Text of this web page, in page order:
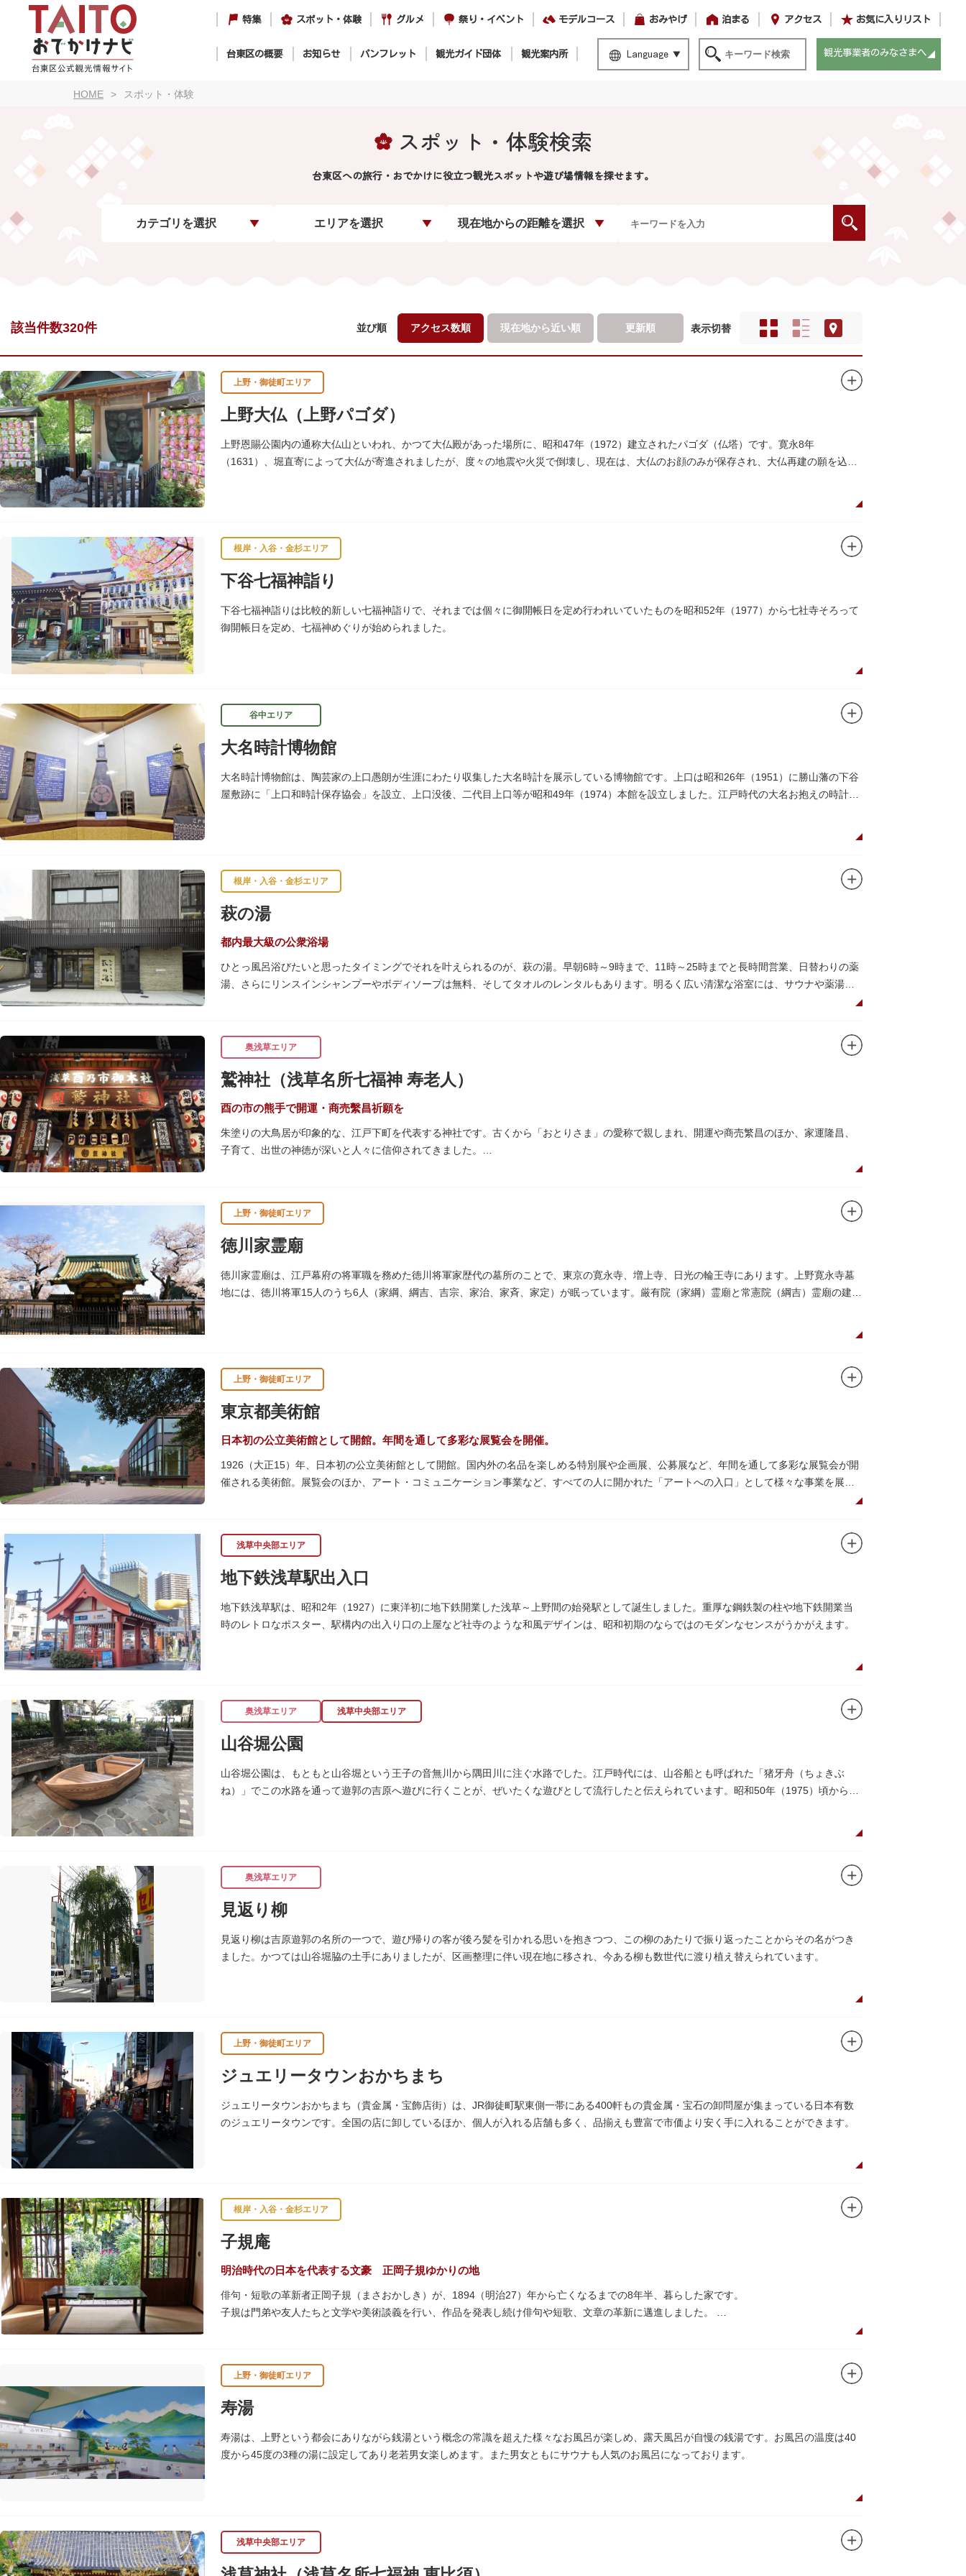
特集 スポット・体験 グルメ 祭り・イベント モデルコース おみやげ 泊まる アクセス お気に入りリスト
台東区の概要 お知らせ パンフレット 観光ガイド団体 観光案内所 Language 観光事業者のみなさまへ
HOME スポット・体験
スポット・体験検索
台東区への旅行・おでかけに役立つ観光スポットや遊び場情報を探せます。
カテゴリを選択 エリアを選択 現在地からの距離を選択
該当件数320件 並び順 アクセス数順 現在地から近い順 更新順 表示切替
上野・御徒町エリア
上野大仏（上野パゴダ）
上野恩賜公園内の通称大仏山といわれ、かつて大仏殿があった場所に、昭和47年（1972）建立されたパゴダ（仏塔）です。寛永8年
（1631）、堀直寄によって大仏が寄進されましたが、度々の地震や火災で倒壊し、現在は、大仏のお顔のみが保存され、大仏再建の願を込め
根岸・入谷・金杉エリア
下谷七福神詣り
下谷七福神詣りは比較的新しい七福神詣りで、それまでは個々に御開帳日を定め行われいていたものを昭和52年（1977）から七社寺そろって
御開帳日を定め、七福神めぐりが始められました。
谷中エリア
大名時計博物館
大名時計博物館は、陶芸家の上口愚朗が生涯にわたり収集した大名時計を展示している博物館です。上口は昭和26年（1951）に勝山藩の下谷
屋敷跡に「上口和時計保存協会」を設立、上口没後、二代目上口等が昭和49年（1974）本館を設立しました。江戸時代の大名お抱えの時計師
根岸・入谷・金杉エリア
萩の湯
都内最大級の公衆浴場
ひとっ風呂浴びたいと思ったタイミングでそれを叶えられるのが、萩の湯。早朝6時～9時まで、11時～25時までと長時間営業、日替わりの薬
湯、さらにリンスインシャンプーやボディソープは無料、そしてタオルのレンタルもあります。明るく広い清潔な浴室には、サウナや薬湯
注文ができ、明るい時間の一杯も最高です。好きな時間にお風呂に入り、お風呂の前後これまた好きなタイミングで、おいしい食事をいただ
き、心も体も整えて日々の生活を支えてくれる空間です。
奥浅草エリア
鷲神社（浅草名所七福神 寿老人）
酉の市の熊手で開運・商売繫昌祈願を
朱塗りの大鳥居が印象的な、江戸下町を代表する神社です。古くから「おとりさま」の愛称で親しまれ、開運や商売繁昌のほか、家運隆昌、
子育て、出世の神徳が深いと人々に信仰されてきました。
多く登場することから、いかに地域に根付いた催し物だったかが伺い知れます。
なでる場所によって異なるご利益を授かるといわれる「なでおかめ」も人気。ふっくらとした優しい顔立ちのおかめは「お多福」とも言わ
れ、福が多く幸せを招く女性の象徴という事から長年親しまれる縁起物です。
ご祭神としては天日鷲命（あめのひわしのみこと）と日本武尊（やまとたけるのみこと）の他、浅草名所七福神のひとつとしても知られ、寿
上野・御徒町エリア
徳川家霊廟
徳川家霊廟は、江戸幕府の将軍職を務めた徳川将軍家歴代の墓所のことで、東京の寛永寺、増上寺、日光の輪王寺にあります。上野寛永寺墓
地には、徳川将軍15人のうち6人（家綱、綱吉、吉宗、家治、家斉、家定）が眠っています。厳有院（家綱）霊廟と常憲院（綱吉）霊廟の建築
上野・御徒町エリア
東京都美術館
日本初の公立美術館として開館。年間を通して多彩な展覧会を開催。
1926（大正15）年、日本初の公立美術館として開館。国内外の名品を楽しめる特別展や企画展、公募展など、年間を通して多彩な展覧会が開
催される美術館。展覧会のほか、アート・コミュニケーション事業など、すべての人に開かれた「アートへの入口」として様々な事業を展開
レストランやミュージアムショップも充実。開放的なガラス張りのレストランからは、美術館のプロムナードや四季折々の公園の景色を眺め
ることができます。入館は無料で、レストランやミュージアムショップのみの利用も可能です（観覧料は展覧会によって異なります。展覧会
のスケジュールや観覧料等の詳細は公式サイトをご確認ください）。
専門のスタッフに子供を預け、ゆっくりと展覧会鑑賞を楽しめる託児サービス「パパママデー（事前予約制）」や、個室スペースのある授乳
室、ミルク用のお湯のサービスもあるのでファミリーにもおすすめです。
浅草中央部エリア
地下鉄浅草駅出入口
地下鉄浅草駅は、昭和2年（1927）に東洋初に地下鉄開業した浅草～上野間の始発駅として誕生しました。重厚な鋼鉄製の柱や地下鉄開業当
時のレトロなポスター、駅構内の出入り口の上屋など社寺のような和風デザインは、昭和初期のならではのモダンなセンスがうかがえます。
奥浅草エリア 浅草中央部エリア
山谷堀公園
山谷堀公園は、もともと山谷堀という王子の音無川から隅田川に注ぐ水路でした。江戸時代には、山谷船とも呼ばれた「猪牙舟（ちょきぶ
ね）」でこの水路を通って遊郭の吉原へ遊びに行くことが、ぜいたくな遊びとして流行したと伝えられています。昭和50年（1975）頃から山
奥浅草エリア
見返り柳
見返り柳は吉原遊郭の名所の一つで、遊び帰りの客が後ろ髪を引かれる思いを抱きつつ、この柳のあたりで振り返ったことからその名がつき
ました。かつては山谷堀脇の土手にありましたが、区画整理に伴い現在地に移され、今ある柳も数世代に渡り植え替えられています。
上野・御徒町エリア
ジュエリータウンおかちまち
ジュエリータウンおかちまち（貴金属・宝飾店街）は、JR御徒町駅東側一帯にある400軒もの貴金属・宝石の卸問屋が集まっている日本有数
のジュエリータウンです。全国の店に卸しているほか、個人が入れる店舗も多く、品揃えも豊富で市価より安く手に入れることができます。
根岸・入谷・金杉エリア
子規庵
明治時代の日本を代表する文豪 正岡子規ゆかりの地
俳句・短歌の革新者正岡子規（まさおかしき）が、1894（明治27）年から亡くなるまでの8年半、暮らした家です。
子規は門弟や友人たちと文学や美術談義を行い、作品を発表し続け俳句や短歌、文章の革新に邁進しました。
1945（昭和20）年の空襲で焼失しましたが、その5年後、当時の間取りのまま再建され、現在の庵は東京都指定史跡として明治の雰囲気が体
感できる魅力的な空間となっています。
子規が病室兼書斎にしていた「病牀六尺の間」などを復元しており、明治の暮らしだけでなく創作の様子を偲ぶことができます。現在、一般
のボランティア団体により大切に維持・保存されています。
上野・御徒町エリア
寿湯
寿湯は、上野という都会にありながら銭湯という概念の常識を超えた様々なお風呂が楽しめ、露天風呂が自慢の銭湯です。お風呂の温度は40
度から45度の3種の湯に設定してあり老若男女楽しめます。また男女ともにサウナも人気のお風呂になっております。
浅草中央部エリア